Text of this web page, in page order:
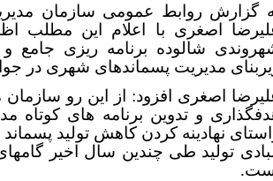
گزارش روابط عمومی سازمان
اصغری با اعلام این مطلب
شالوده برنامه ریزی جامع
مدیریت پسماندهای شهری در
اصغری افزود: از این رو سازمان
و تدوین برنامه های کوتاه
نهادینه کردن کاهش تولید
تولید طی چندین سال اخیر